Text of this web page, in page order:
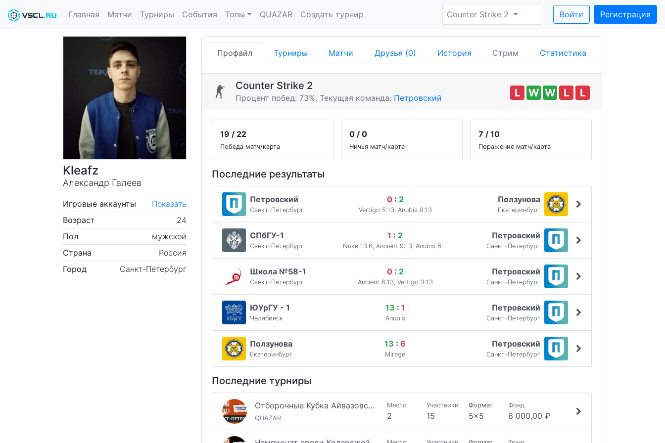
Главная Матчи Турниры События Топы QUAZAR Создать турнир Counter Strike 2 Войти Регистрация
Kleafz
Александр Галеев
Игровые аккаунты
Показать
Возраст
24
Пол
мужской
Страна
Россия
Город
Санкт-Петербург
Профайл Турниры Матчи Друзья (0) История Стрим Статистика
Counter Strike 2
Процент побед: 73%, Текущая команда: Петровский L W W L L
19 / 22
Победа матч/карта
0 / 0
Ничья матч/карта
7 / 10
Поражение матч/карта
Последние результаты
Петровский
Санкт-Петербург
0: 2
Vertigo 5:13, Anubis 8:13
Ползунова
Екатеринбург
СПбГУ-1
Санкт-Петербург
1 : 2
Nuke 13:6, Ancient 9:13, Anubis 6:13
Петровский
Санкт-Петербург
Школа №58-1
Санкт-Петербург
0: 2
Ancient 6:13, Vertigo 3:13
Петровский
Санкт-Петербург
ЮУрГУ - 1
Челябинск
13 : 1
Anubis
Петровский
Санкт-Петербург
Ползунова
Екатеринбург
13 : 6
Mirage
Петровский
Санкт-Петербург
Последние турниры
Отборочные Кубка Айвазовского / Этап 5
QUAZAR
Место
2
Участники
15
Формат
5x5
Фонд
6 000,00 ₽